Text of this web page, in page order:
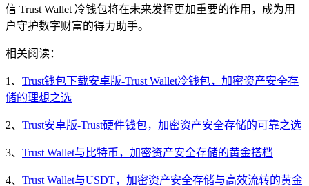
信 Trust Wallet 冷钱包将在未来发挥更加重要的作用，成为用
户守护数字财富的得力助手。
相关阅读：
1、 Trust钱包下载安卓版-Trust Wallet冷钱包，加密资产安全存
储的理想之选
2、 Trust安卓版-Trust硬件钱包，加密资产安全存储的可靠之选
3、 Trust Wallet与比特币，加密资产安全存储的黄金搭档
4、 Trust Wallet与USDT，加密资产安全存储与高效流转的黄金